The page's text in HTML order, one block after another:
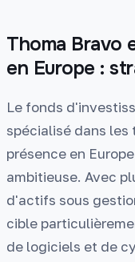
Thoma Bravo
en Europe :
Le fonds
spécialisé dans
présence en
ambitieuse. Avec
d'actifs sous
cible
de logiciels et de